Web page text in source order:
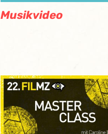
Musikvideo